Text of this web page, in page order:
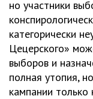
но участники
категорически
Цецерского»
выборов и
полная утопия,
кампании только